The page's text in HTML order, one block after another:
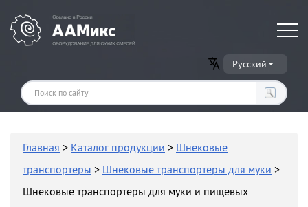
Оборудование для производства сухих строительных смесей
Русский
Главная > Каталог продукции > Шнековые
транспортеры > Шнековые транспортеры для муки >
Шнековые транспортеры для муки и пищевых